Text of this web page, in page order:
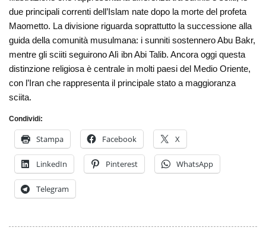
due principali correnti dell’Islam nate dopo la morte del profeta
Maometto. La divisione riguarda soprattutto la successione alla
guida della comunità musulmana: i sunniti sostennero Abu Bakr,
mentre gli sciiti seguirono Alì ibn Abi Talib. Ancora oggi questa
distinzione religiosa è centrale in molti paesi del Medio Oriente,
con l’Iran che rappresenta il principale stato a maggioranza
sciita.
Condividi:
Stampa Facebook X
LinkedIn Pinterest WhatsApp
Telegram